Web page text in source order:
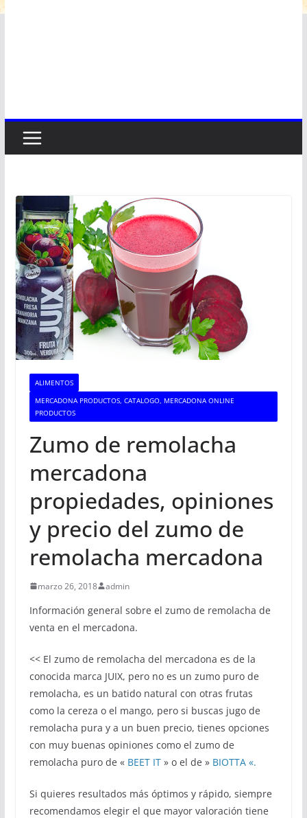
ALIMENTOS
MERCADONA PRODUCTOS, CATALOGO, MERCADONA ONLINE
PRODUCTOS
Zumo de remolacha
mercadona
propiedades, opiniones
y precio del zumo de
remolacha mercadona
marzo 26, 2018 admin
Información general sobre el zumo de remolacha de
venta en el mercadona.
<< El zumo de remolacha del mercadona es de la
conocida marca JUIX, pero no es un zumo puro de
remolacha, es un batido natural con otras frutas
como la cereza o el mango, pero si buscas jugo de
remolacha pura y a un buen precio, tienes opciones
con muy buenas opiniones como el zumo de
remolacha puro de «BEET IT» o el de » BIOTTA «.
Si quieres resultados más óptimos y rápido, siempre
recomendamos elegir el que mayor valoración tiene